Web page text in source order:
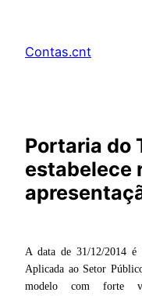
Contas.cnt
Portaria do
estabelece
A data de 31/12/2014 é
Aplicada ao Setor
modelo com forte